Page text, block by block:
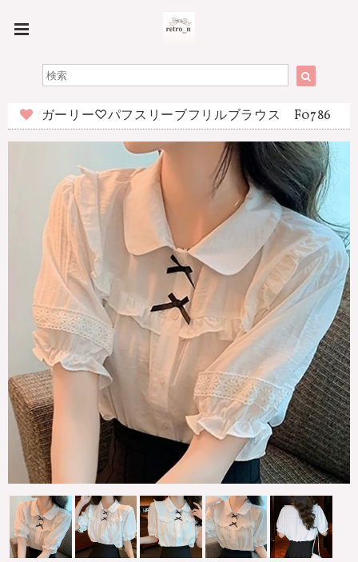
ガーリー♡パフスリーブフリルブラウス F0786